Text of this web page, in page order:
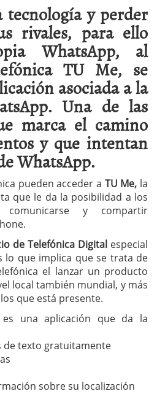
y perder
rivales, para ello
WhatsApp, al
TU Me, se
asociada a la
Una de las
marca el camino
y que intentan
WhatsApp.
pueden acceder a TU Me, la
que le da la posibilidad a los
y compartir
de Telefónica Digitalespecial
lo que implica que se trata de
el lanzar un producto
local también mundial, y más
que está presente.
es una aplicación que da la
de texto gratuitamente
sobre su localización